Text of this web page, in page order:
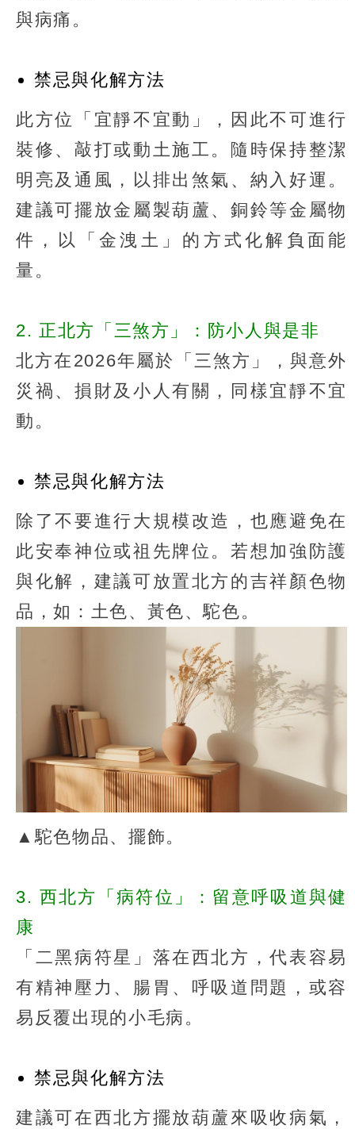
與病痛。
禁忌與化解方法
此方位「宜靜不宜動」，因此不可進行
裝修、敲打或動土施工。隨時保持整潔
明亮及通風，以排出煞氣、納入好運。
建議可擺放金屬製葫蘆、銅鈴等金屬物
件，以「金洩土」的方式化解負面能
量。
2. 正北方「三煞方」：防小人與是非
北方在2026年屬於「三煞方」，與意外
災禍、損財及小人有關，同樣宜靜不宜
動。
禁忌與化解方法
除了不要進行大規模改造，也應避免在
此安奉神位或祖先牌位。若想加強防護
與化解，建議可放置北方的吉祥顏色物
品，如：土色、黃色、駝色。
▲駝色物品、擺飾。
3. 西北方「病符位」：留意呼吸道與健
康
「二黑病符星」落在西北方，代表容易
有精神壓力、腸胃、呼吸道問題，或容
易反覆出現的小毛病。
禁忌與化解方法
建議可在西北方擺放葫蘆來吸收病氣，